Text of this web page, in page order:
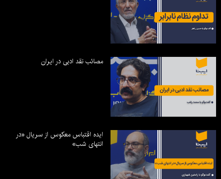
مصائب نقد ادبی در ایران
ایده اقتباس معکوس از سریال «در
انتهای شب»